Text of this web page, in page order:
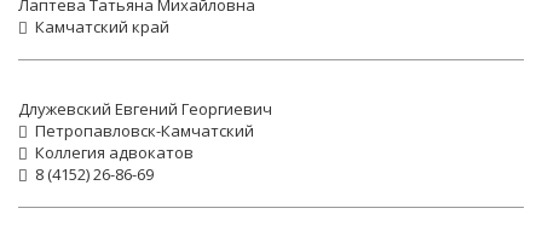
Лаптева Татьяна Михайловна
Камчатский край
Длужевский Евгений Георгиевич
Петропавловск-Камчатский
Коллегия адвокатов
8 (4152) 26-86-69